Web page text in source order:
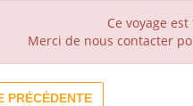
Ce voyage
Merci de nous contacter
PRÉCÉDENTE